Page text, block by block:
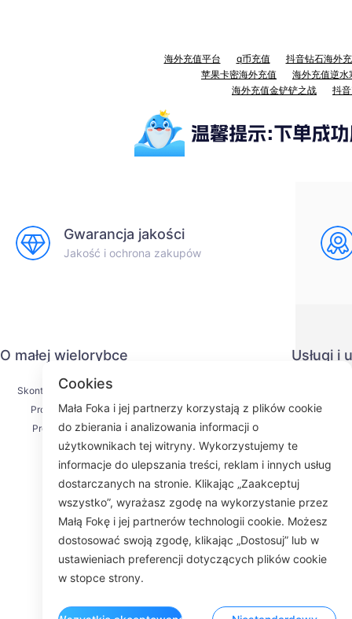
海外充值平台 q币充值
抖音钻石海外
苹果卡密海外充值
海外充值逆水
海外充值金铲铲之战
抖
Gwarancja jakości
Jakość i ochrona zakupów
O małej wielorybce
Skontaktuj się z nami
Proces wysyłki
Proces zwrotu
O nas
Usługi i
Metoda
ROOM
Cookies
Mała Foka i jej partnerzy korzystają z plików cookie
do zbierania i analizowania informacji o
użytkownikach tej witryny. Wykorzystujemy te
informacje do ulepszania treści, reklam i innych usług
dostarczanych na stronie. Klikając „Zaakceptuj
wszystko”, wyrażasz zgodę na wykorzystanie przez
Małą Fokę i jej partnerów technologii cookie. Możesz
dostosować swoją zgodę, klikając „Dostosuj” lub w
ustawieniach preferencji dotyczących plików cookie
w stopce strony.